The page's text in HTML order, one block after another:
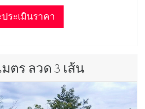
ระเมินราคา
มตร ลวด 3 เส้น